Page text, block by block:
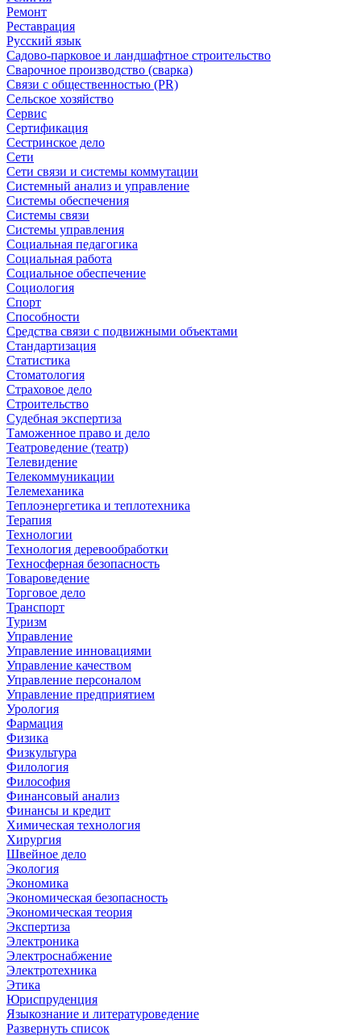
Ремонт
Реставрация
Русский язык
Садово-парковое и ландшафтное строительство
Сварочное производство (сварка)
Связи с общественностью (PR)
Сельское хозяйство
Сервис
Сертификация
Сестринское дело
Сети
Сети связи и системы коммутации
Системный анализ и управление
Системы обеспечения
Системы связи
Системы управления
Социальная педагогика
Социальная работа
Социальное обеспечение
Социология
Спорт
Способности
Средства связи с подвижными объектами
Стандартизация
Статистика
Стоматология
Страховое дело
Строительство
Судебная экспертиза
Таможенное право и дело
Театроведение (театр)
Телевидение
Телекоммуникации
Телемеханика
Теплоэнергетика и теплотехника
Терапия
Технологии
Технология деревообработки
Техносферная безопасность
Товароведение
Торговое дело
Транспорт
Туризм
Управление
Управление инновациями
Управление качеством
Управление персоналом
Управление предприятием
Урология
Фармация
Физика
Физкультура
Филология
Философия
Финансовый анализ
Финансы и кредит
Химическая технология
Хирургия
Швейное дело
Экология
Экономика
Экономическая безопасность
Экономическая теория
Экспертиза
Электроника
Электроснабжение
Электротехника
Этика
Юриспруденция
Языкознание и литературоведение
Развернуть список